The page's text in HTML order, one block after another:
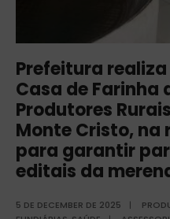
Prefeitura
Casa de Farinha
Produtores
Monte Cristo, na
para garantir
editais da
5 DE DECEMBER DE 2025 |